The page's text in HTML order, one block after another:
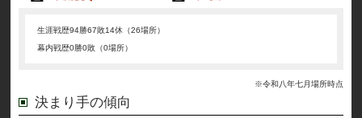
生涯戦歴94勝67敗14休（26場所）
幕内戦歴0勝0敗（0場所）
※令和八年七月場所時点
決まり手の傾向